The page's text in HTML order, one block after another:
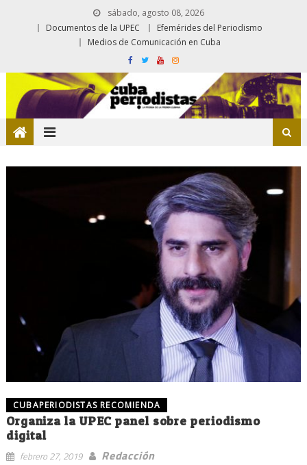
sábado, agosto 08, 2026
Documentos de la UPEC
Efemérides del Periodismo
Medios de Comunicación en Cuba
CUBAPERIODISTAS RECOMIENDA
Organiza la UPEC panel sobre periodismo
digital
febrero 27, 2019
Redacción